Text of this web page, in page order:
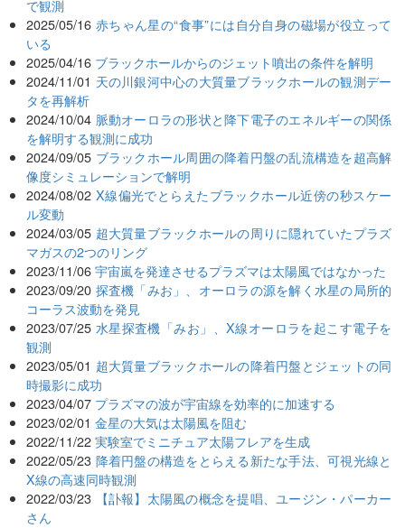
で観測
2025/05/16 赤ちゃん星の“食事”には自分自身の磁場が役立って
いる
2025/04/16 ブラックホールからのジェット噴出の条件を解明
2024/11/01 天の川銀河中心の大質量ブラックホールの観測デー
タを再解析
2024/10/04 脈動オーロラの形状と降下電子のエネルギーの関係
を解明する観測に成功
2024/09/05 ブラックホール周囲の降着円盤の乱流構造を超高解
像度シミュレーションで解明
2024/08/02 X線偏光でとらえたブラックホール近傍の秒スケー
ル変動
2024/03/05 超大質量ブラックホールの周りに隠れていたプラズ
マガスの2つのリング
2023/11/06 宇宙嵐を発達させるプラズマは太陽風ではなかった
2023/09/20 探査機「みお」、オーロラの源を解く水星の局所的
コーラス波動を発見
2023/07/25 水星探査機「みお」、X線オーロラを起こす電子を
観測
2023/05/01 超大質量ブラックホールの降着円盤とジェットの同
時撮影に成功
2023/04/07 プラズマの波が宇宙線を効率的に加速する
2023/02/01 金星の大気は太陽風を阻む
2022/11/22 実験室でミニチュア太陽フレアを生成
2022/05/23 降着円盤の構造をとらえる新たな手法、可視光線と
X線の高速同時観測
2022/03/23
【訃報】太陽風の概念を提唱、ユージン・パーカー
さん